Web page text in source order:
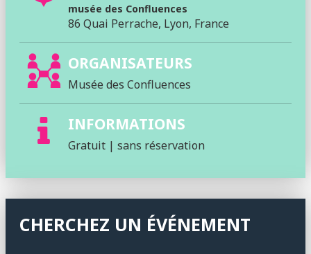
musée des Confluences
86 Quai Perrache, Lyon, France
ORGANISATEURS
Musée des Confluences
INFORMATIONS
Gratuit | sans réservation
CHERCHEZ UN ÉVÉNEMENT